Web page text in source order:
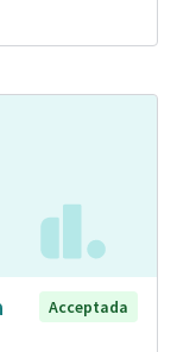
Acceptada